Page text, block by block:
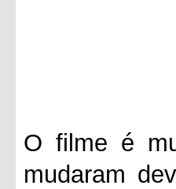
O filme é
mudaram